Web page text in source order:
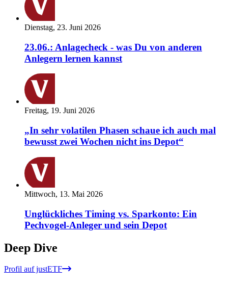
Dienstag, 23. Juni 2026
23.06.: Anlagecheck - was Du von anderen
Anlegern lernen kannst
Freitag, 19. Juni 2026
„In sehr volatilen Phasen schaue ich auch mal
bewusst zwei Wochen nicht ins Depot“
Mittwoch, 13. Mai 2026
Unglückliches Timing vs. Sparkonto: Ein
Pechvogel-Anleger und sein Depot
Deep Dive
Profil auf justETF